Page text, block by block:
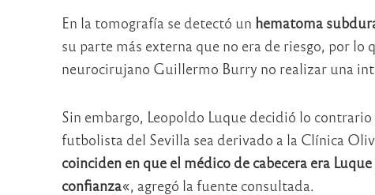
En la tomografía se detectó un hematoma
su parte más externa que no era de riesgo, por
neurocirujano Guillermo Burry no realizar una
Sin embargo, Leopoldo Luque decidió lo
futbolista del Sevilla sea derivado a la Clínica
coinciden en que el médico de cabecera era
confianza«, agregó la fuente consultada.